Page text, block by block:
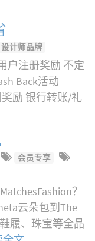
设计师品牌
户注册奖励 不定
Back活动
奖励 银行转账/礼
会员专享
？
云朵包到The
履、珠宝等全品